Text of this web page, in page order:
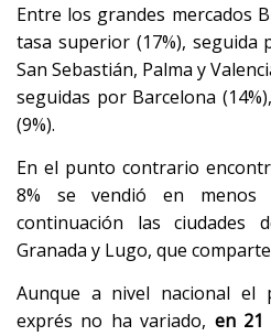
Entre los grandes mercados
tasa superior (17%), seguida
San Sebastián, Palma y
seguidas por Barcelona
(9%).
En el punto contrario
8% se vendió en
continuación las ciudades
Granada y Lugo, que
Aunque a nivel nacional el
exprés no ha variado, en 21